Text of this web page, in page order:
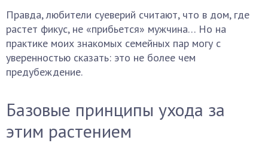
Правда, любители суеверий считают, что в дом, где
растет фикус, не «прибьется» мужчина… Но на
практике моих знакомых семейных пар могу с
уверенностью сказать: это не более чем
предубеждение.
Базовые принципы ухода за
этим растением